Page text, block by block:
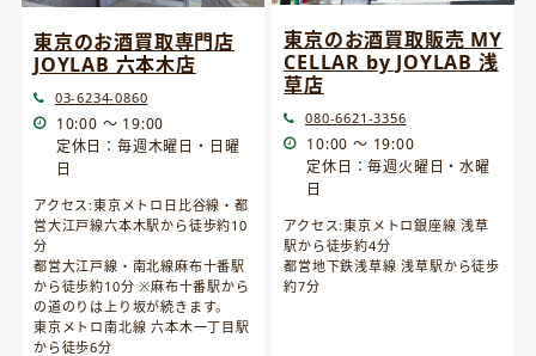
東京のお酒買取専門店
JOYLAB 六本木店
03-6234-0860
10:00 ～ 19:00
定休日：毎週木曜日・日曜
日
アクセス:東京メトロ日比谷線・都
営大江戸線六本木駅から徒歩約10
分
都営大江戸線・南北線麻布十番駅
から徒歩約10分 ※麻布十番駅から
の道のりは上り坂が続きます。
東京メトロ南北線 六本木一丁目駅
から徒歩6分
東京のお酒買取販売 MY
CELLAR by JOYLAB 浅
草店
080-6621-3356
10:00 ～ 19:00
定休日：毎週火曜日・水曜
日
アクセス:東京メトロ銀座線 浅草
駅から徒歩約4分
都営地下鉄浅草線 浅草駅から徒歩
約7分